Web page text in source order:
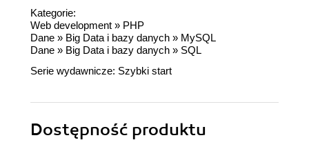
Kategorie:
Web development » PHP
Dane » Big Data i bazy danych » MySQL
Dane » Big Data i bazy danych » SQL
Serie wydawnicze: Szybki start
Dostępność produktu